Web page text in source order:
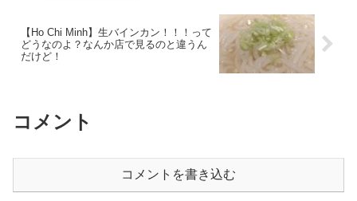
【Ho Chi Minh】生バインカン！！！って
どうなのよ？なんか店で見るのと違うん
だけど！
コメント
コメントを書き込む